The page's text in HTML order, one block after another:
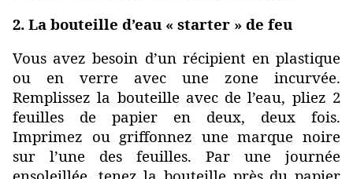
2. La bouteille d’eau « starter » de feu
Vous avez besoin d’un récipient en plastique
ou en verre avec une zone incurvée.
Remplissez la bouteille avec de l’eau, pliez 2
feuilles de papier en deux, deux fois.
Imprimez ou griffonnez une marque noire
sur l’une des feuilles. Par une journée